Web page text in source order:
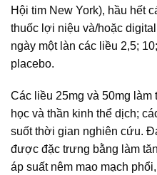
Hội tim New York), hầu hết
thuốc lợi niệu và/hoặc
ngày một làn các liều 2,5;
placebo.
Các liều 25mg và 50mg
học và thần kinh thể dịch;
suốt thời gian nghiên cứu.
được đặc trưng bằng làm
áp suất nêm mao mạch